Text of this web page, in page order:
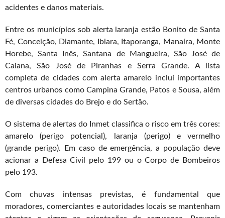
acidentes e danos materiais.
Entre os municípios sob alerta laranja estão Bonito de Santa
Fé, Conceição, Diamante, Ibiara, Itaporanga, Manaíra, Monte
Horebe, Santa Inês, Santana de Mangueira, São José de
Caiana, São José de Piranhas e Serra Grande. A lista
completa de cidades com alerta amarelo inclui importantes
centros urbanos como Campina Grande, Patos e Sousa, além
de diversas cidades do Brejo e do Sertão.
O sistema de alertas do Inmet classifica o risco em três cores:
amarelo (perigo potencial), laranja (perigo) e vermelho
(grande perigo). Em caso de emergência, a população deve
acionar a Defesa Civil pelo 199 ou o Corpo de Bombeiros
pelo 193.
Com chuvas intensas previstas, é fundamental que
moradores, comerciantes e autoridades locais se mantenham